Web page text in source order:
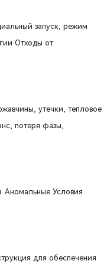
запуск, режим
Отходы от
утечки, тепловое
потеря фазы,
Аномальные Условия
для обеспечения